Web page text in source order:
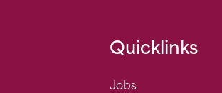
Quicklinks
Jobs